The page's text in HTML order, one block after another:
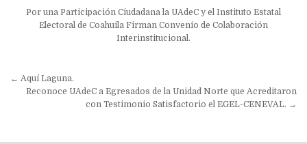
Por una Participación Ciudadana la UAdeC y el Instituto Estatal
Electoral de Coahuila Firman Convenio de Colaboración
Interinstitucional.
Navegación
de
← Aquí Laguna.
Reconoce UAdeC a Egresados de la Unidad Norte que Acreditaron
con Testimonio Satisfactorio el EGEL-CENEVAL. →